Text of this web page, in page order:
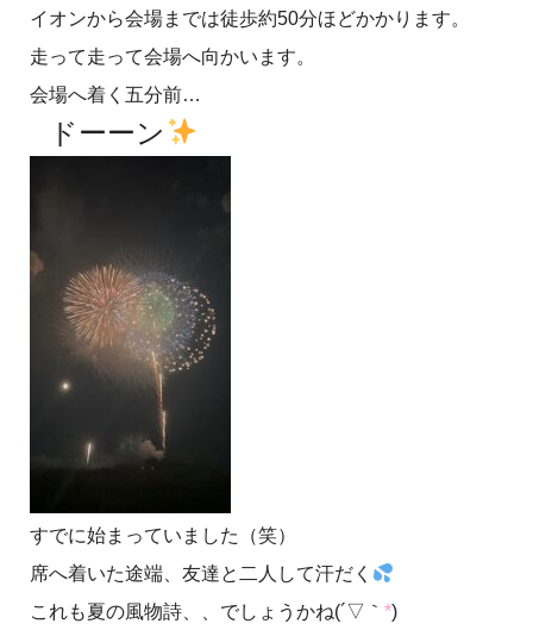
イオンから会場までは徒歩約50分ほどかかります。
走って走って会場へ向かいます。
会場へ着く五分前…
ドーーン
すでに始まっていました（笑）
席へ着いた途端、友達と二人して汗だく
これも夏の風物詩、、でしょうかね(´▽｀ *)